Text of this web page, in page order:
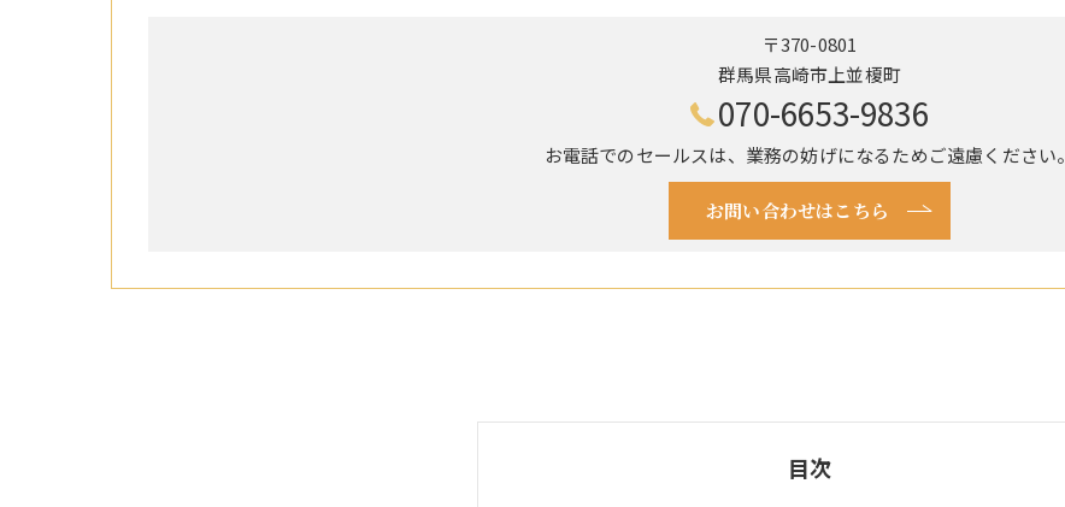
〒370-0801
群馬県高崎市上並榎町
070-6653-9836
お電話でのセールスは、業務の妨げになるためご遠慮ください。
お問い合わせはこちら
目次